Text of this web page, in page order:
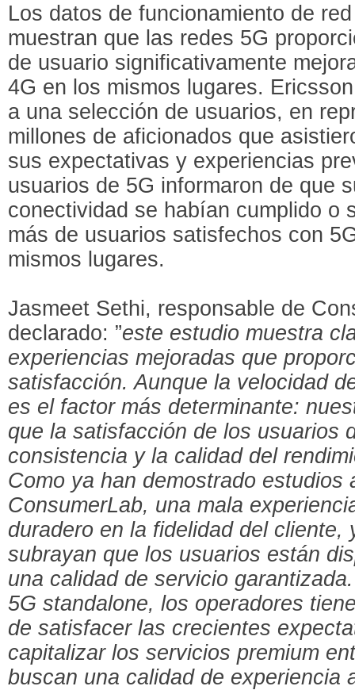
Los datos de funcionamiento de
muestran que las redes 5G
de usuario significativamente
4G en los mismos lugares.
a una selección de usuarios, en
millones de aficionados que
sus expectativas y experiencias
usuarios de 5G informaron de que
conectividad se habían cumplido o
más de usuarios satisfechos con
mismos lugares.
Jasmeet Sethi, responsable de
declarado: ”este estudio muestra
experiencias mejoradas que
satisfacción. Aunque la velocidad
es el factor más determinante:
que la satisfacción de los usuarios
consistencia y la calidad del
Como ya han demostrado estudios
ConsumerLab, una mala
duradero en la fidelidad del cliente,
subrayan que los usuarios están
una calidad de servicio
5G standalone, los operadores
de satisfacer las crecientes
capitalizar los servicios premium
buscan una calidad de experiencia